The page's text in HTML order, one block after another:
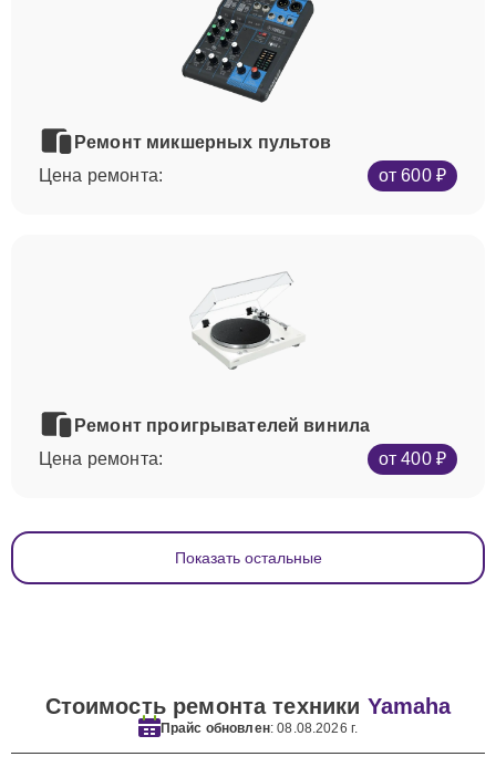
Ремонт микшерных пультов
Цена ремонта:
от 600 ₽
Ремонт проигрывателей винила
Цена ремонта:
от 400 ₽
Показать остальные
Стоимость ремонта техники Yamaha
Прайс обновлен: 08.08.2026 г.